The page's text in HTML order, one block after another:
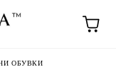
ОБУВКИ